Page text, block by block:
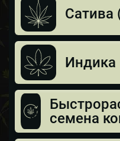
Сатива
Индика
семена